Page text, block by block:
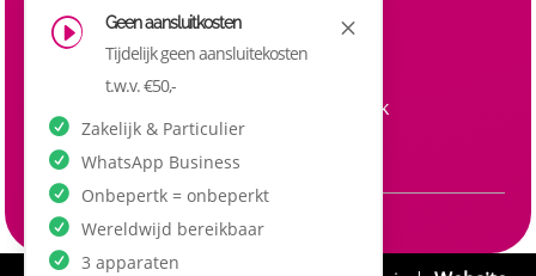
Call queue telefonie
Belgroepen
Belgroep instellen zakelijke telefonie
Doorkiesnummers aanvragen zakelijk
Doorkiesnummer per medewerker
M
I Geen aansluitkosten
Tijdelijk geen aansluitekosten
t.w.v. €50,-
Zakelijk & Particulier
WhatsApp Business
Onbepertk = onbeperkt
Wereldwijd bereikbaar
3 apparaten